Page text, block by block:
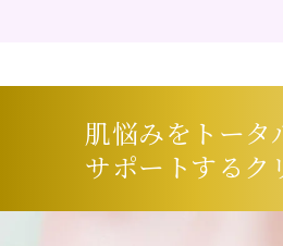
肌悩みをトータ
サポートするク